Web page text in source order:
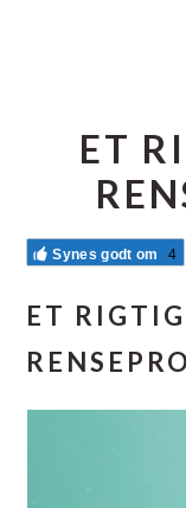
ET
Synes godt om 4
ET